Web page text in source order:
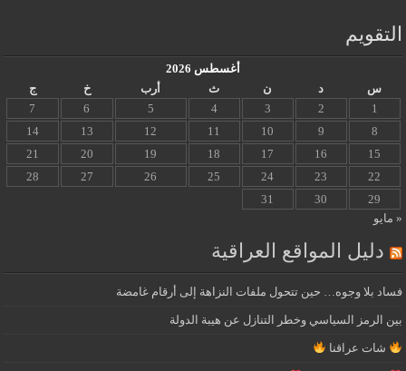
التقويم
أغسطس 2026
س
د ن ث أرب خ
ج
1
2
3
4
5
6
7
8
9
10
11
12
13
14
15
16
17
18
19
20
21
22
23
24
25
26
27
28
29
30
31
« مايو
دليل المواقع العراقية
فساد بلا وجوه… حين تتحول ملفات النزاهة إلى أرقام غامضة
بين الرمز السياسي وخطر التنازل عن هيبة الدولة
شات عراقنا